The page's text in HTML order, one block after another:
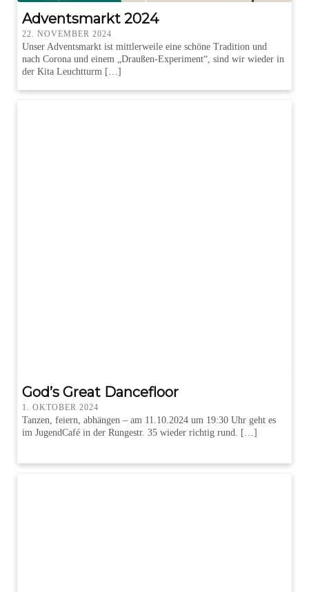
Adventsmarkt 2024
22. NOVEMBER 2024
Unser Adventsmarkt ist mittlerweile eine schöne Tradition und
nach Corona und einem „Draußen-Experiment“, sind wir wieder in
der Kita Leuchtturm […]
God’s Great Dancefloor
1. OKTOBER 2024
Tanzen, feiern, abhängen – am 11.10.2024 um 19:30 Uhr geht es
im JugendCafé in der Rungestr. 35 wieder richtig rund. […]